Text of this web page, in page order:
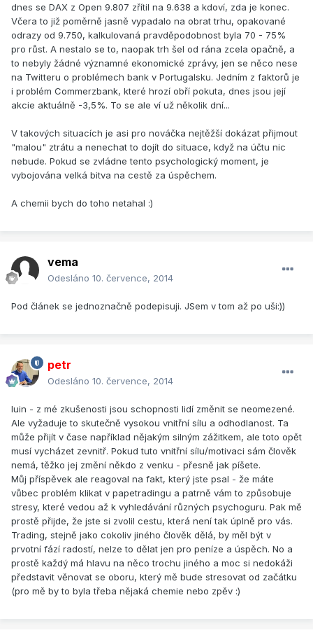
dnes se DAX z Open 9.807 zřítil na 9.638 a kdoví, zda je konec.
Včera to již poměrně jasně vypadalo na obrat trhu, opakované
odrazy od 9.750, kalkulovaná pravděpodobnost byla 70 - 75%
pro růst. A nestalo se to, naopak trh šel od rána zcela opačně, a
to nebyly žádné významné ekonomické zprávy, jen se něco nese
na Twitteru o problémech bank v Portugalsku. Jedním z faktorů je
i problém Commerzbank, které hrozí obří pokuta, dnes jsou její
akcie aktuálně -3,5%. To se ale ví už několik dní...
V takových situacích je asi pro nováčka nejtěžší dokázat přijmout
"malou" ztrátu a nenechat to dojít do situace, když na účtu nic
nebude. Pokud se zvládne tento psychologický moment, je
vybojována velká bitva na cestě za úspěchem.
A chemii bych do toho netahal :)
vema
Odesláno 10. července, 2014
Pod článek se jednoznačně podepisuji. JSem v tom až po uši:))
petr
Odesláno 10. července, 2014
luin - z mé zkušenosti jsou schopnosti lidí změnit se neomezené.
Ale vyžaduje to skutečně vysokou vnitřní sílu a odhodlanost. Ta
může přijít v čase například nějakým silným zážitkem, ale toto opět
musí vycházet zevnitř. Pokud tuto vnitřní sílu/motivaci sám člověk
nemá, těžko jej změní někdo z venku - přesně jak píšete.
Můj příspěvek ale reagoval na fakt, který jste psal - že máte
vůbec problém klikat v papetradingu a patrně vám to způsobuje
stresy, které vedou až k vyhledávání různých psychoguru. Pak mě
prostě přijde, že jste si zvolil cestu, která není tak úplně pro vás.
Trading, stejně jako cokoliv jiného člověk dělá, by měl být v
prvotní fází radostí, nelze to dělat jen pro peníze a úspěch. No a
prostě každý má hlavu na něco trochu jiného a moc si nedokáži
představit věnovat se oboru, který mě bude stresovat od začátku
(pro mě by to byla třeba nějaká chemie nebo zpěv :)